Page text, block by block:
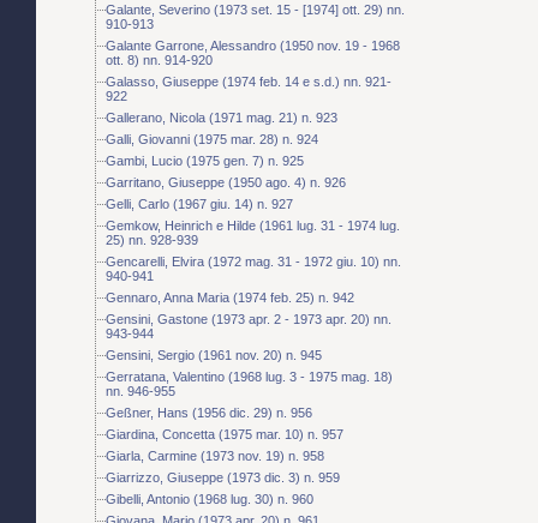
Galante, Severino (1973 set. 15 - [1974] ott. 29) nn.
910-913
Galante Garrone, Alessandro (1950 nov. 19 - 1968
ott. 8) nn. 914-920
Galasso, Giuseppe (1974 feb. 14 e s.d.) nn. 921-
922
Gallerano, Nicola (1971 mag. 21) n. 923
Galli, Giovanni (1975 mar. 28) n. 924
Gambi, Lucio (1975 gen. 7) n. 925
Garritano, Giuseppe (1950 ago. 4) n. 926
Gelli, Carlo (1967 giu. 14) n. 927
Gemkow, Heinrich e Hilde (1961 lug. 31 - 1974 lug.
25) nn. 928-939
Gencarelli, Elvira (1972 mag. 31 - 1972 giu. 10) nn.
940-941
Gennaro, Anna Maria (1974 feb. 25) n. 942
Gensini, Gastone (1973 apr. 2 - 1973 apr. 20) nn.
943-944
Gensini, Sergio (1961 nov. 20) n. 945
Gerratana, Valentino (1968 lug. 3 - 1975 mag. 18)
nn. 946-955
Geßner, Hans (1956 dic. 29) n. 956
Giardina, Concetta (1975 mar. 10) n. 957
Giarla, Carmine (1973 nov. 19) n. 958
Giarrizzo, Giuseppe (1973 dic. 3) n. 959
Gibelli, Antonio (1968 lug. 30) n. 960
Giovana, Mario (1973 apr. 20) n. 961